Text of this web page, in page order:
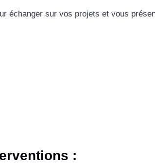
échanger sur vos projets et vous
: